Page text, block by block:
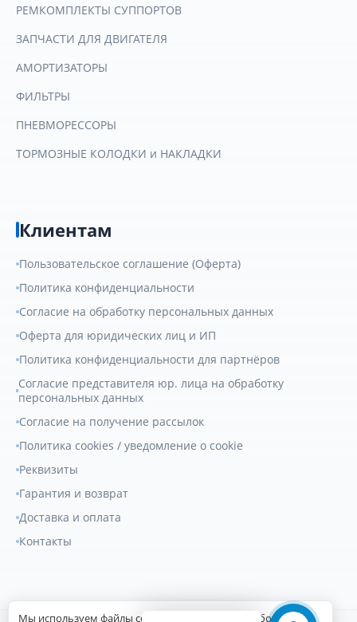
РЕМКОМПЛЕКТЫ СУППОРТОВ
ЗАПЧАСТИ ДЛЯ ДВИГАТЕЛЯ
АМОРТИЗАТОРЫ
ФИЛЬТРЫ
ПНЕВМОРЕССОРЫ
ТОРМОЗНЫЕ КОЛОДКИ и НАКЛАДКИ
Клиентам
Пользовательское соглашение (Оферта)
Политика конфиденциальности
Согласие на обработку персональных данных
Оферта для юридических лиц и ИП
Политика конфиденциальности для партнёров
Согласие представителя юр. лица на обработку
персональных данных
Согласие на получение рассылок
Политика cookies / уведомление о cookie
Реквизиты
Гарантия и возврат
Доставка и оплата
Контакты
Мы используем файлы cookie для улучшения работы сайта.